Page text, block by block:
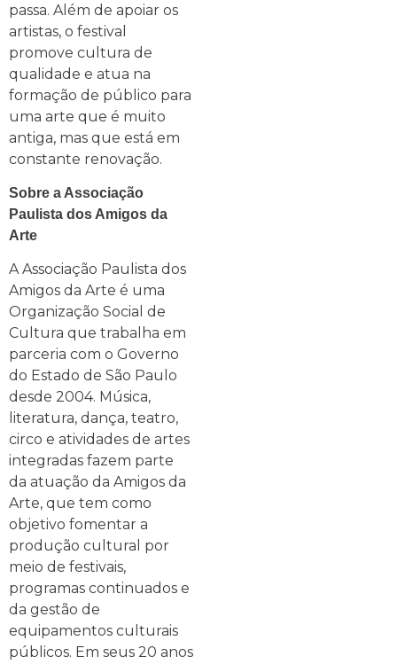
passa. Além de apoiar os
artistas, o festival
promove cultura de
qualidade e atua na
formação de público para
uma arte que é muito
antiga, mas que está em
constante renovação.
Sobre a Associação
Paulista dos Amigos da
Arte
A Associação Paulista dos
Amigos da Arte é uma
Organização Social de
Cultura que trabalha em
parceria com o Governo
do Estado de São Paulo
desde 2004. Música,
literatura, dança, teatro,
circo e atividades de artes
integradas fazem parte
da atuação da Amigos da
Arte, que tem como
objetivo fomentar a
produção cultural por
meio de festivais,
programas continuados e
da gestão de
equipamentos culturais
públicos. Em seus 20 anos